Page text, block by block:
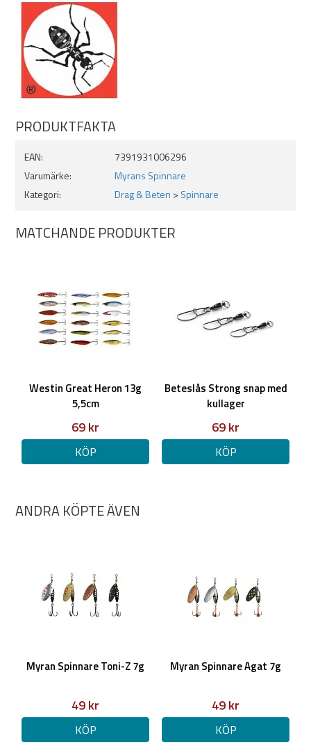
PRODUKTFAKTA
EAN:
7391931006296
Varumärke:
Myrans Spinnare
Kategori:
Drag & Beten > Spinnare
MATCHANDE PRODUKTER
Westin Great Heron 13g
5,5cm
69 kr
KÖP
Beteslås Strong snap med
kullager
69 kr
KÖP
ANDRA KÖPTE ÄVEN
Myran Spinnare Toni-Z 7g
49 kr
KÖP
Myran Spinnare Agat 7g
49 kr
KÖP